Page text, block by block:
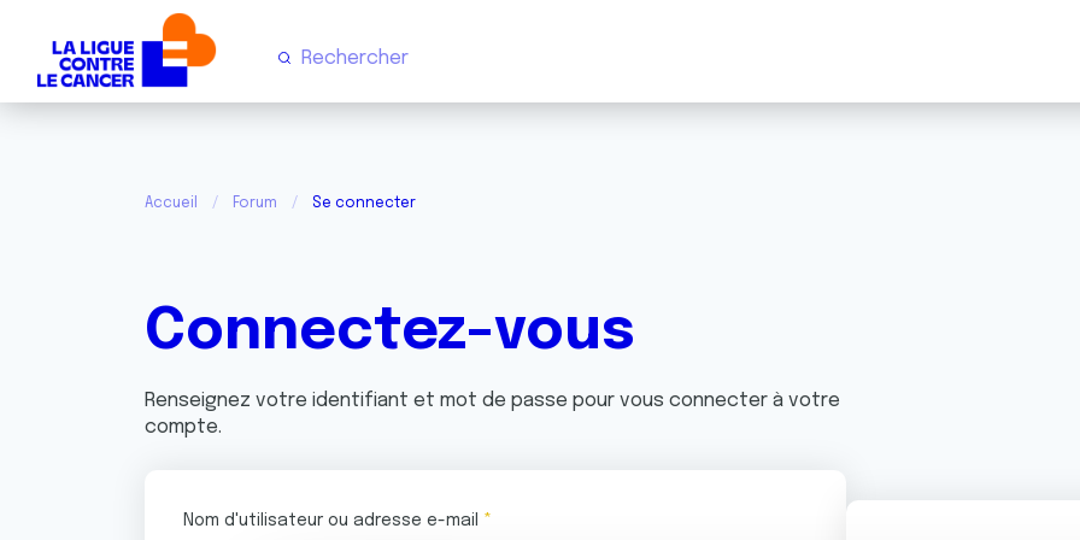
Accueil Forum Se connecter
Connectez-vous
Renseignez votre identifiant et mot de passe pour vous connecter à votre
compte.
Nom d'utilisateur ou adresse e-mail